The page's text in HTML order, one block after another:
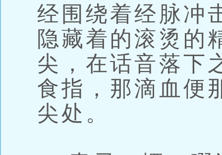
经围绕着经脉冲
隐藏着的滚烫的
尖，在话音落下
食指，那滴血便
尖处。